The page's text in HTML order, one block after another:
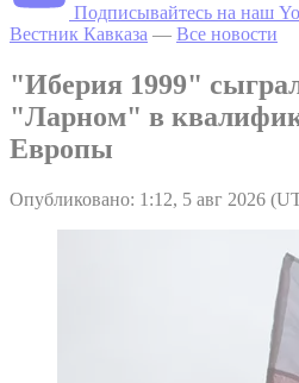
Подписывайтесь на наш
Вестник Кавказа — Все новости
"Иберия 1999"
"Ларном" в
Европы
Опубликовано: 1:12, 5 авг 2026